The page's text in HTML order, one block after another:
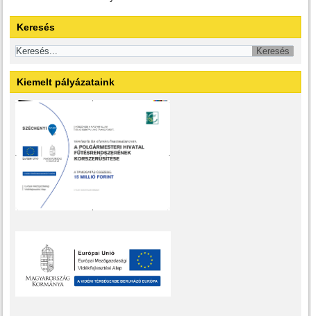
Keresés
Kiemelt pályázataink